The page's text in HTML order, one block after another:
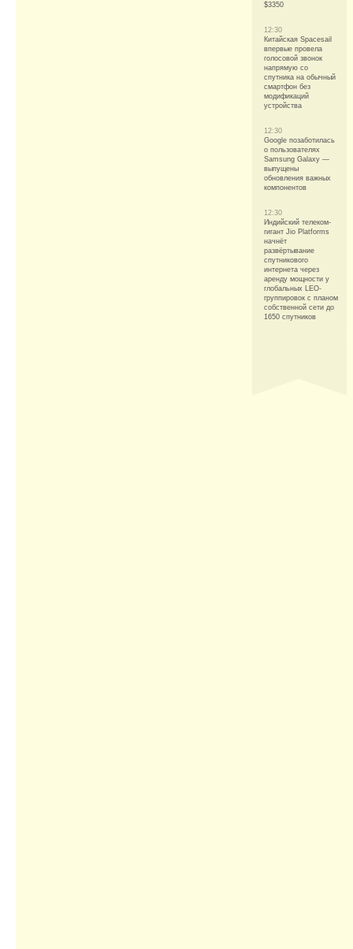
$3350
12:30
Китайская Spacesail
впервые провела
голосовой звонок
напрямую со
спутника на обычный
смартфон без
модификаций
устройства
12:30
Google позаботилась
о пользователях
Samsung Galaxy —
выпущены
обновления важных
компонентов
12:30
Индийский телеком-
гигант Jio Platforms
начнёт
развёртывание
спутникового
интернета через
аренду мощности у
глобальных LEO-
группировок с планом
собственной сети до
1650 спутников